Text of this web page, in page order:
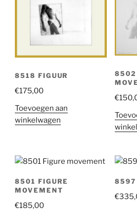
8518 FIGUUR
€175,00
Toevoegen aan
winkelwagen
8502
€
8501 FIGURE
MOVEMENT
€185,00
8597
€